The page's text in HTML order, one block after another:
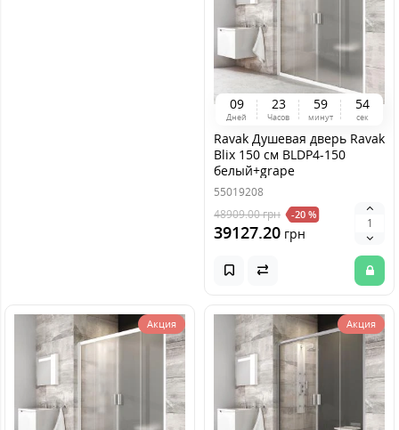
09
Дней
23
Часов
59
минут
54
сек
Ravak Душевая дверь Ravak
Blix 150 см BLDP4-150
белый+grape
55019208
48909.00грн -20 %
39127.20 грн
Акция Акция